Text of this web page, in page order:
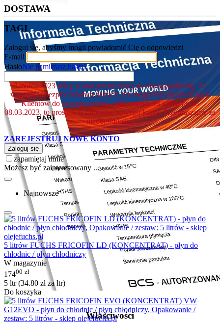
Właściwości
DOSTAWA
TAGI
Zaloguj się, abyśmy mogli powiadomić Cię o odpowiedzi
E-mail
HasłoNie pamiętasz hasła?
8.marca.2023 sklep został przeniesiony na nową platformę. Ze
względów bezpieczeństwa danych, nie mogliśmy przenieść kont
Klientów do nowego sklepu. Jeśli zakładałeś konto przed
08.03.2023, to prosimy o założenie nowego konta. Przepraszamy za
niedogodności.
ZAREJESTRUJ NOWE KONTO
Zaloguj się
zapamiętaj mnie
Możesz być zainteresowany ...
Najnowsze
5 litrów FUCHS FRICOFIN LD (KONCENTRAT) - płyn do
chłodnic / płyn chłodniczy
W magazynie
17400 zł
5 ltr (34.80 złza ltr)
Do koszyka